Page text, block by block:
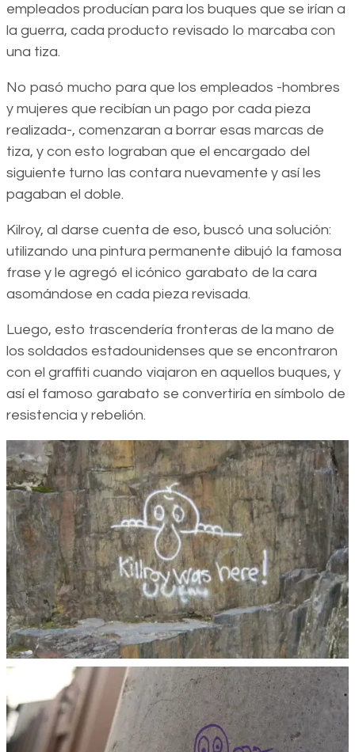
empleados producían para los buques que se irían a
la guerra, cada producto revisado lo marcaba con
una tiza.
No pasó mucho para que los empleados -hombres
y mujeres que recibían un pago por cada pieza
realizada-, comenzaran a borrar esas marcas de
tiza, y con esto lograban que el encargado del
siguiente turno las contara nuevamente y así les
pagaban el doble.
Kilroy, al darse cuenta de eso, buscó una solución:
utilizando una pintura permanente dibujó la famosa
frase y le agregó el icónico garabato de la cara
asomándose en cada pieza revisada.
Luego, esto trascendería fronteras de la mano de
los soldados estadounidenses que se encontraron
con el graffiti cuando viajaron en aquellos buques, y
así el famoso garabato se convertiría en símbolo de
resistencia y rebelión.